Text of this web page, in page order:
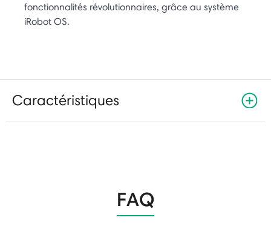
fonctionnalités révolutionnaires, grâce au système
iRobot OS.
Caractéristiques
FAQ